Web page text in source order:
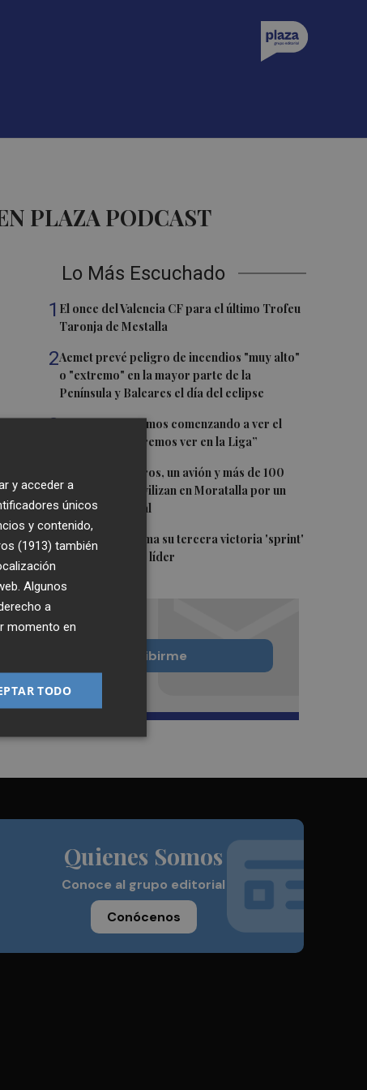
PLAZA PODCAST
Lo Más Escuchado
1 El once del Valencia CF para el último Trofeu
Taronja de Mestalla
2Aemet prevé peligro de incendios "muy alto"
o "extremo" en la mayor parte de la
Península y Baleares el día del eclipse
3Company: “Estamos comenzando a ver el
equipo que queremos ver en la Liga”
Ocho helicópteros, un avión y más de 100
brigadas se movilizan en Moratalla por un
incendio forestal
5 Jorge Martín suma su tercera victoria 'sprint'
del año y es más líder
Quiero suscribirme
Quienes Somos
Conoce al grupo editorial
Conócenos
y acceder a
únicos
y contenido,
(1913) también
Algunos
a
momento en
TODO